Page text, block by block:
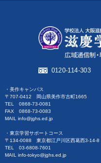
0120-114-303
・美作キャンパス
〒707-0412 岡山県美作市古町1665
TEL 0868-73-0081
FAX 0868-73-0083
MAIL info@jghs.ed.jp
・東京学習サポートコース
〒134-0088 東京都江戸川区西葛西3-14-8
TEL 03-6808-7601
MAIL info-tokyo@jghs.ed.jp